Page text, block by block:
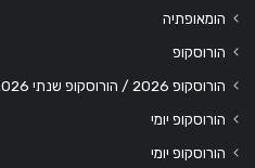
הומאופתיה
הורוסקופ
הורוסקופ 2026 / הורוסקופ שנתי 2026
הורוסקופ יומי
הורוסקופ יומי